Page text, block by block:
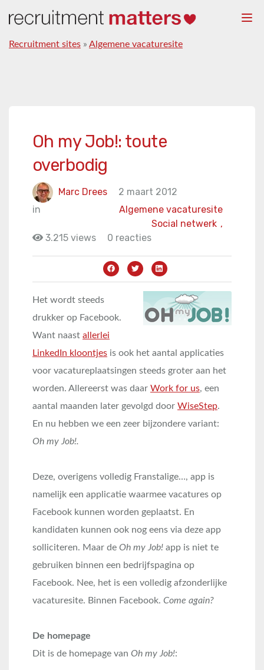
Recruitment sites » Algemene vacaturesite
Oh my Job!: toute
overbodig
Marc Drees
2 maart 2012
in
Algemene vacaturesite
Social netwerk ,
3.215 views
0 reacties
Het wordt steeds
drukker op Facebook.
Want naast allerlei
LinkedIn kloontjes is ook het aantal applicaties
voor vacatureplaatsingen steeds groter aan het
worden. Allereerst was daar Work for us, een
aantal maanden later gevolgd door WiseStep.
En nu hebben we een zeer bijzondere variant:
Oh my Job!.
Deze, overigens volledig Franstalige…, app is
namelijk een applicatie waarmee vacatures op
Facebook kunnen worden geplaatst. En
kandidaten kunnen ook nog eens via deze app
solliciteren. Maar de Oh my Job! app is niet te
gebruiken binnen een bedrijfspagina op
Facebook. Nee, het is een volledig afzonderlijke
vacaturesite. Binnen Facebook. Come again?
De homepage
Dit is de homepage van Oh my Job!: